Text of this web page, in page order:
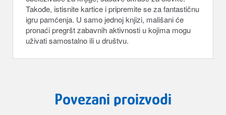
Takođe, istisnite kartice i pripremite se za fantastičnu
igru pamćenja. U samo jednoj knjizi, mališani će
pronaći pregršt zabavnih aktivnosti u kojima mogu
uživati samostalno ili u društvu.
Povezani proizvodi